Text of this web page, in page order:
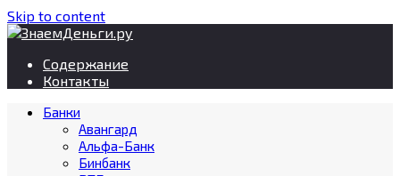
Skip to content
Содержание
Контакты
Банки
Авангард
Альфа-Банк
Бинбанк